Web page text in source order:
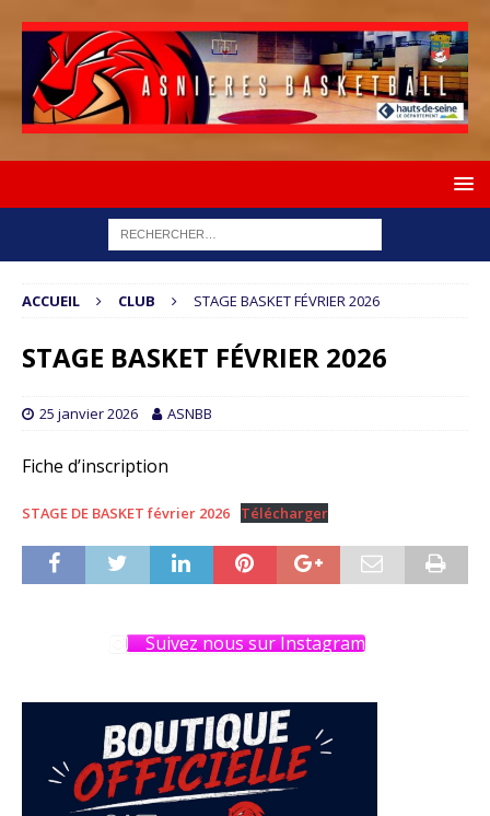
ACCUEIL CLUB STAGE BASKET FÉVRIER 2026
STAGE BASKET FÉVRIER 2026
25 janvier 2026 ASNBB
Fiche d’inscription
STAGE DE BASKET février 2026 Télécharger
Suivez nous sur Instagram